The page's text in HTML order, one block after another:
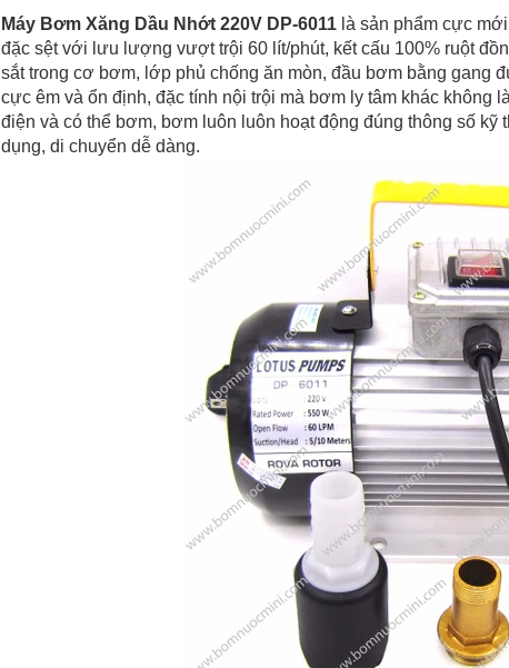
Máy Bơm Xăng Dầu Nhớt 220V DP-6011 là sản phẩm cực
đặc sệt với lưu lượng vượt trội 60 lít/phút, kết cấu 100% ruột
sắt trong cơ bơm, lớp phủ chống ăn mòn, đầu bơm bằng gang
cực êm và ổn định, đặc tính nội trội mà bơm ly tâm khác không
điện và có thể bơm, bơm luôn luôn hoạt động đúng thông số
dụng, di chuyển dễ dàng.